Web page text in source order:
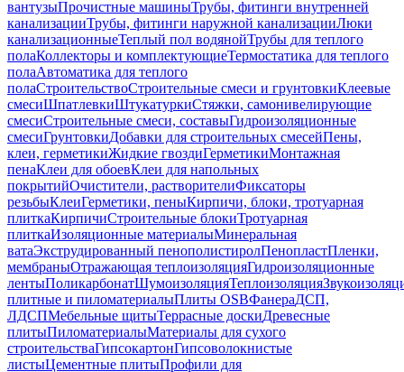
вантузыПрочистные машиныТрубы, фитинги внутренней
канализацииТрубы, фитинги наружной канализацииЛюки
канализационныеТеплый пол водянойТрубы для теплого
полаКоллекторы и комплектующиеТермостатика для теплого
полаАвтоматика для теплого
полаСтроительствоСтроительные смеси и грунтовкиКлеевые
смесиШпатлевкиШтукатуркиСтяжки, самонивелирующие
смесиСтроительные смеси, составыГидроизоляционные
смесиГрунтовкиДобавки для строительных смесейПены,
клеи, герметикиЖидкие гвоздиГерметикиМонтажная
пенаКлеи для обоевКлеи для напольных
покрытийОчистители, растворителиФиксаторы
резьбыКлеиГерметики, пеныКирпичи, блоки, тротуарная
плиткаКирпичиСтроительные блокиТротуарная
плиткаИзоляционные материалыМинеральная
ватаЭкструдированный пенополистиролПенопластПленки,
мембраныОтражающая теплоизоляцияГидроизоляционные
лентыПоликарбонатШумоизоляцияТеплоизоляция
плитные и пиломатериалыПлиты OSBФанераДСП,
ЛДСПМебельные щитыТеррасные доскиДревесные
плитыПиломатериалыМатериалы для сухого
строительстваГипсокартонГипсоволокнистые
листыЦементные плитыПрофили для